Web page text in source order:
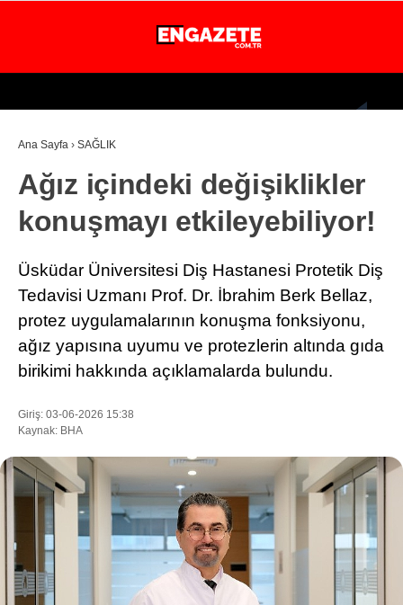
WhatsApp İhbar Hattı
Facebook
24.4
İSTANBUL
GÜNDEM
EKONOMİ
DÜNYA
SPOR
SAĞLIK
TEKNOLOJİ
Ana Sayfa › SAĞLIK
Ağız içindeki değişiklikler
konuşmayı etkileyebiliyor!
Üsküdar Üniversitesi Diş Hastanesi Protetik Diş
Tedavisi Uzmanı Prof. Dr. İbrahim Berk Bellaz,
protez uygulamalarının konuşma fonksiyonu,
ağız yapısına uyumu ve protezlerin altında gıda
birikimi hakkında açıklamalarda bulundu.
Giriş: 03-06-2026 15:38
Kaynak: BHA